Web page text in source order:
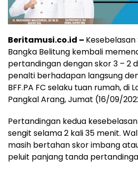
Beritamusi.co.id –
Bangka Belitung kembali
pertandingan dengan skor 3 – 2
penalti berhadapan langsung
BFF.PA FC selaku tuan rumah, di
Pangkal Arang, Jumat (16/09/
Pertandingan kedua
sengit selama 2 kali 35 menit.
masih bertahan skor imbang
peluit panjang tanda